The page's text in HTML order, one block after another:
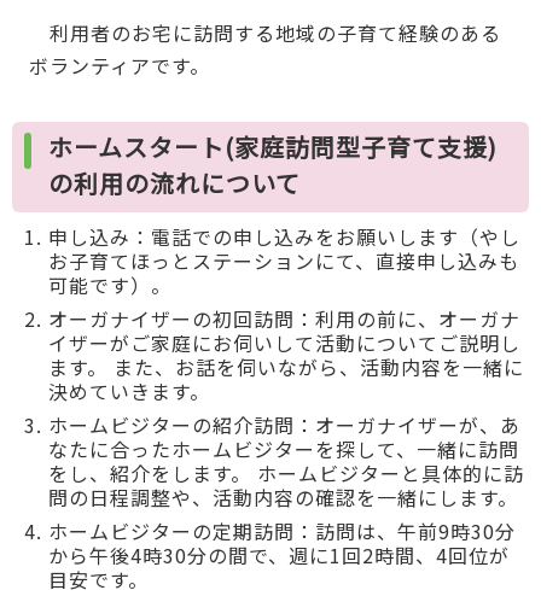
利用者のお宅に訪問する地域の子育て経験のある
ボランティアです。
ホームスタート(家庭訪問型子育て支援)
の利用の流れについて
申し込み：電話での申し込みをお願いします（やし
お子育てほっとステーションにて、直接申し込みも
可能です）。
オーガナイザーの初回訪問：利用の前に、オーガナ
イザーがご家庭にお伺いして活動についてご説明し
ます。 また、お話を伺いながら、活動内容を一緒に
決めていきます。
ホームビジターの紹介訪問：オーガナイザーが、あ
なたに合ったホームビジターを探して、一緒に訪問
をし、紹介をします。 ホームビジターと具体的に訪
問の日程調整や、活動内容の確認を一緒にします。
ホームビジターの定期訪問：訪問は、午前9時30分
から午後4時30分の間で、週に1回2時間、4回位が
目安です。